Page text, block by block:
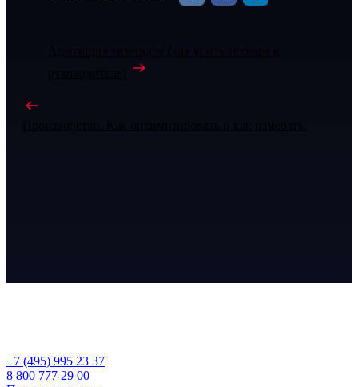
+7 (495) 995 23 37
8 800 777 29 00